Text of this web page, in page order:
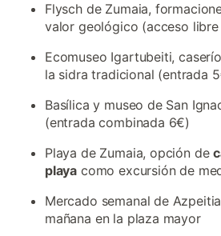
Flysch de Zumaia,
valor geológico (acceso libre
Ecomuseo Igartubeiti,
la sidra tradicional (entrada
Basílica y museo de San
(entrada combinada 6€)
Playa de Zumaia, opción de
playa como excursión de
Mercado semanal de
mañana en la plaza mayor